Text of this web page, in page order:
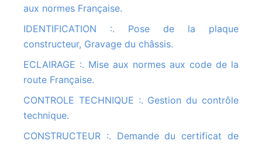
aux normes Française.
IDENTIFICATION :. Pose de la plaque
constructeur, Gravage du châssis.
ECLAIRAGE :. Mise aux normes aux code de la
route Française.
CONTROLE TECHNIQUE :. Gestion du contrôle
technique.
CONSTRUCTEUR :. Demande du certificat de